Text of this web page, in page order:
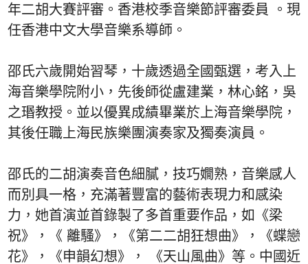
年二胡大賽評審。香港校季音樂節評審委員 。現
任香港中文大學音樂系導師。
邵氏六歲開始習琴，十歲透過全國甄選，考入上
海音樂學院附小，先後師從盧建業，林心銘，吳
之瑉教授。並以優異成績畢業於上海音樂學院，
其後任職上海民族樂團演奏家及獨奏演員。
邵氏的二胡演奏音色細膩，技巧嫺熟，音樂感人
而別具一格，充滿著豐富的藝術表現力和感染
力，她首演並首錄製了多首重要作品，如《梁
祝》，《 離騷》，《第二二胡狂想曲》，《蝶戀
花》，《申韻幻想》， 《天山風曲》等。中國近